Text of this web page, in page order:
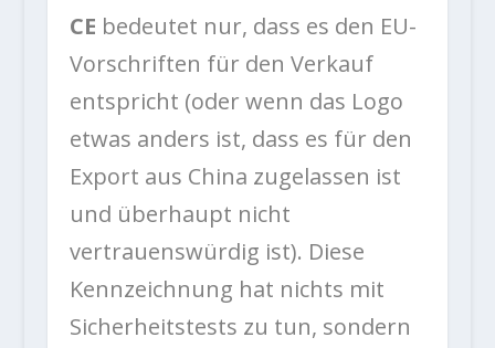
CE bedeutet nur, dass es den EU-
Vorschriften für den Verkauf
entspricht (oder wenn das Logo
etwas anders ist, dass es für den
Export aus China zugelassen ist
und überhaupt nicht
vertrauenswürdig ist). Diese
Kennzeichnung hat nichts mit
Sicherheitstests zu tun, sondern